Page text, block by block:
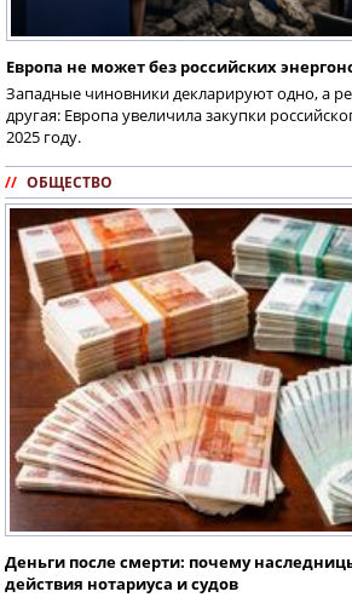
Европа не может без российских
Западные чиновники декларируют одно, а
другая: Европа увеличила закупки
2025 году.
// ОБЩЕСТВО
Деньги после смерти: почему
действия нотариуса и судов